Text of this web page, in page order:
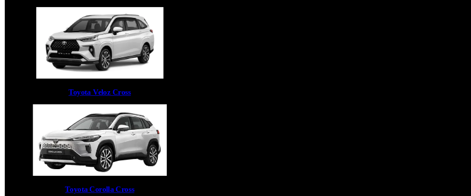
Toyota Veloz Cross
Toyota Corolla Cross